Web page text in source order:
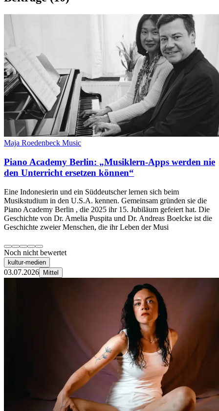
Maja Roedenbeck Music
Piano Academy Berlin: „Musiklern-Apps werden nie
den Unterricht ersetzen können“
Eine Indonesierin und ein Süddeutscher lernen sich beim
Musikstudium in den U.S.A. kennen. Gemeinsam gründen sie die
Piano Academy Berlin , die 2025 ihr 15. Jubiläum gefeiert hat. Die
Geschichte von Dr. Amelia Puspita und Dr. Andreas Boelcke ist die
Geschichte zweier Menschen, die ihr Leben der Musi
Noch nicht bewertet
kultur-medien
03.07.2026 Mittel